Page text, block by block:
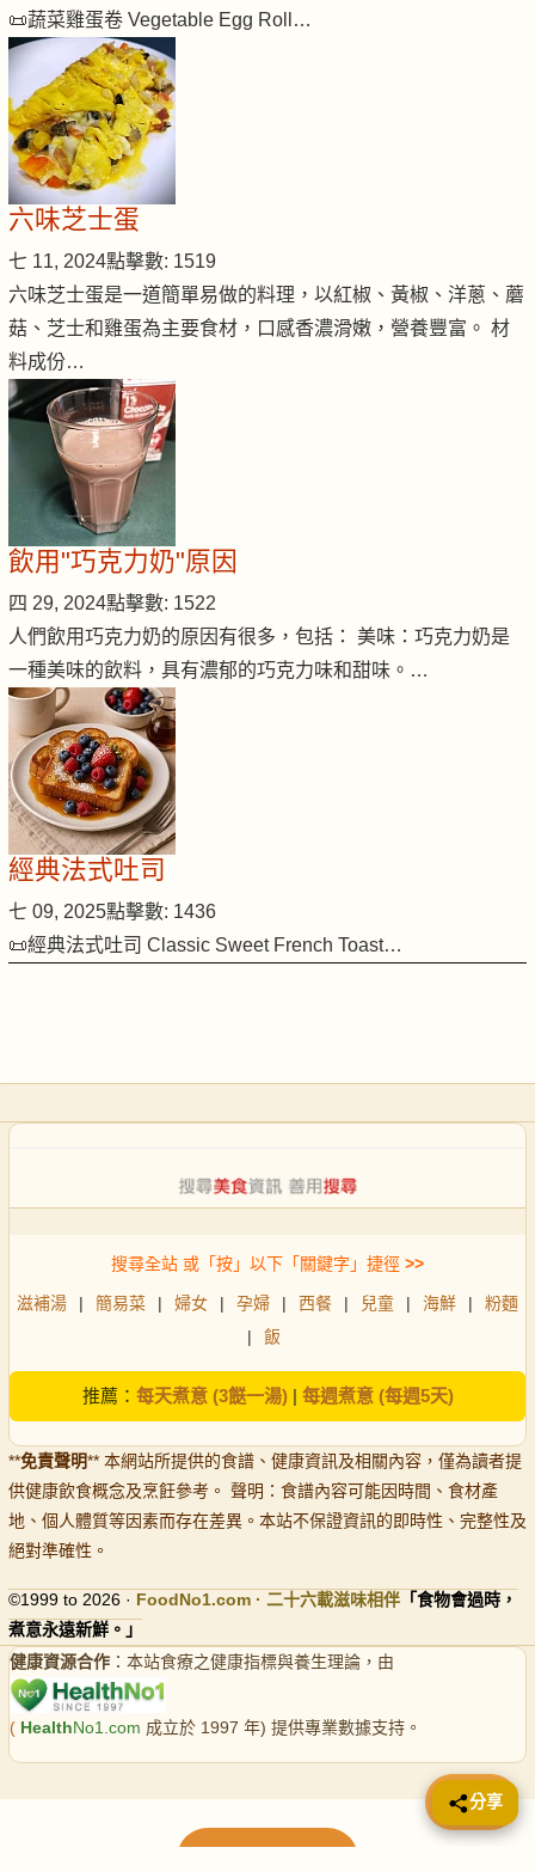
📜蔬菜雞蛋卷 Vegetable Egg Roll…
六味芝士蛋
七 11, 2024點擊數: 1519
六味芝士蛋是一道簡單易做的料理，以紅椒、黃椒、洋蔥、蘑
菇、芝士和雞蛋為主要食材，口感香濃滑嫩，營養豐富。 材
料成份…
飲用"巧克力奶"原因
四 29, 2024點擊數: 1522
人們飲用巧克力奶的原因有很多，包括： 美味：巧克力奶是
一種美味的飲料，具有濃郁的巧克力味和甜味。…
經典法式吐司
七 09, 2025點擊數: 1436
📜經典法式吐司 Classic Sweet French Toast…
搜尋全站 或「按」以下「關鍵字」捷徑 >>
滋補湯 | 簡易菜 | 婦女 | 孕婦 | 西餐 | 兒童 | 海鮮 |
粉麵
|
飯
推薦： 每天煮意 (3餸一湯)| 每週煮意 (每週5天)
**免責聲明** 本網站所提供的食譜、健康資訊及相關內容，僅為讀者提
供健康飲食概念及烹飪參考。 聲明：食譜內容可能因時間、食材產
地、個人體質等因素而存在差異。本站不保證資訊的即時性、完整性及
絕對準確性。
©1999 to 2026 · FoodNo1.com · 二十六載滋味相伴 「食物會過時，
煮意永遠新鮮。」
健康資源合作 ：本站食療之健康指標與養生理論，由
( HealthNo1.com 成立於 1997 年) 提供專業數據支持。
📤 分享
分享